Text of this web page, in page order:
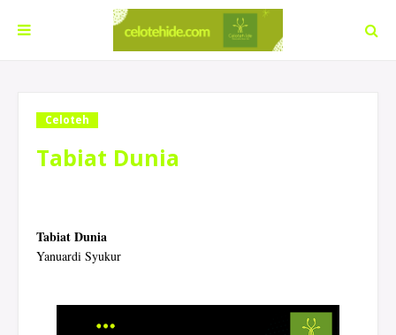
Celoteh
Tabiat Dunia
Tabiat Dunia
Yanuardi Syukur